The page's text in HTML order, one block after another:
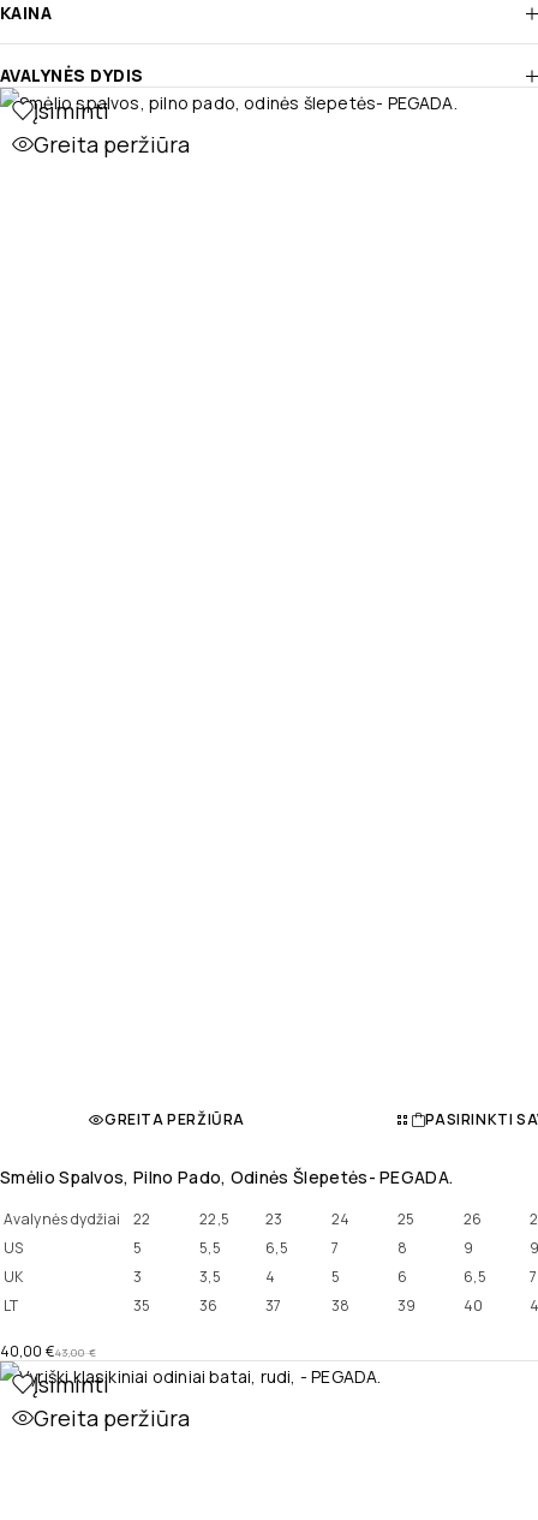
KAINA
AVALYNĖS DYDIS
Įsiminti
Greita peržiūra
GREITA PERŽIŪRA PASIRINKTI
Smėlio Spalvos, Pilno Pado, Odinės Šlepetės- PEGADA.
Avalynės dydžiai 22 22,5 23 24 25 26
US
5 5,5 6,5 7 8 9
UK
3 3,5 4 5 6 6,5
7
LT
35 36 37 38 39 40
43,00€
40,00 €
Įsiminti
Greita peržiūra